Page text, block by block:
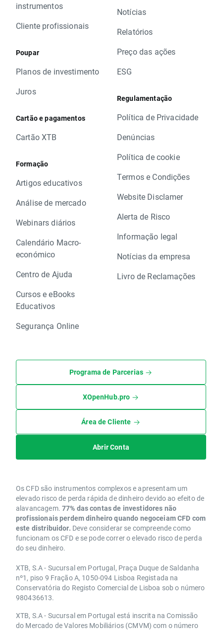
instrumentos
Cliente profissionais
Poupar
Planos de investimento
Juros
Cartão e pagamentos
Cartão XTB
Formação
Artigos educativos
Análise de mercado
Webinars diários
Calendário Macro-
económico
Centro de Ajuda
Cursos e eBooks
Educativos
Segurança Online
Notícias
Relatórios
Preço das ações
ESG
Regulamentação
Política de Privacidade
Denúncias
Política de cookie
Termos e Condições
Website Disclamer
Alerta de Risco
Informação legal
Notícias da empresa
Livro de Reclamações
Programa de Parcerias
XOpenHub.pro
Área de Cliente
Abrir Conta
Os CFD são instrumentos complexos e apresentam um
elevado risco de perda rápida de dinheiro devido ao efeito de
alavancagem. 77% das contas de investidores não
profissionais perdem dinheiro quando negoceiam CFD com
este distribuidor. Deve considerar se compreende como
funcionam os CFD e se pode correr o elevado risco de perda
do seu dinheiro.
XTB, S.A - Sucursal em Portugal, Praça Duque de Saldanha
nº1, piso 9 Fração A, 1050-094 Lisboa Registada na
Conservatória do Registo Comercial de Lisboa sob o número
980436613.
XTB, S.A - Sucursal em Portugal está inscrita na Comissão
do Mercado de Valores Mobiliários (CMVM) com o número